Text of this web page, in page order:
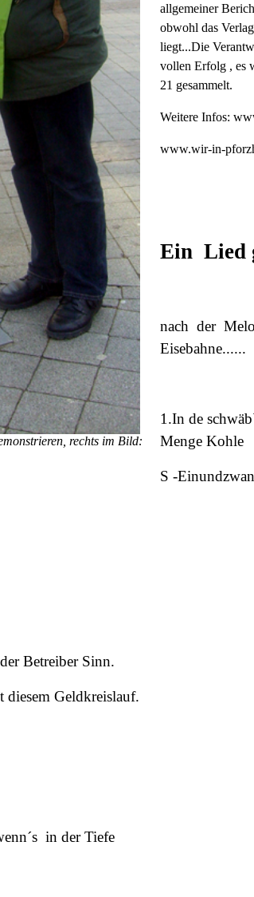
rechts im Bild:
allgemeiner
obwohl das
liegt...Die
vollen Erfolg , es
21 gesammelt.
Weitere Infos:
www.wir-in-
Ein Lied
nach der
Eisebahne......
1.In de
Menge Kohle
S -
Betreiber Sinn.
diesem Geldkreislauf.
in der Tiefe